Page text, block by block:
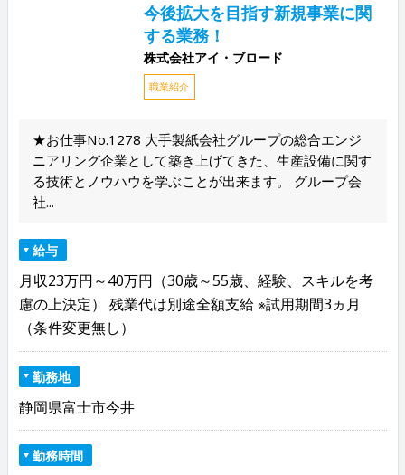
今後拡大を目指す新規事業に関
する業務！
株式会社アイ・ブロード
職業紹介
★お仕事No.1278 大手製紙会社グループの総合エンジ
ニアリング企業として築き上げてきた、生産設備に関す
る技術とノウハウを学ぶことが出来ます。 グループ会
社...
給与
月収23万円～40万円（30歳～55歳、経験、スキルを考
慮の上決定） 残業代は別途全額支給 ※試用期間3ヵ月
（条件変更無し）
勤務地
静岡県富士市今井
勤務時間